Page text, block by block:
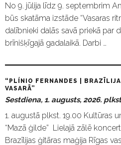
No 9. jūlija līdz 9. septembrim
būs skatāma izstāde “Vasaras
dalībnieki dalās savā priekā par
brīnišķīgajā gadalaikā. Darbi …
“PLÍNIO FERNANDES |
VASARĀ”
Sestdiena, 1. augusts, 2026.
1. augustā plkst. 19.00 Kultūras
“Mazā ģilde” Lielajā zālē
Brazīlijas ģitāras maģija Rīgas